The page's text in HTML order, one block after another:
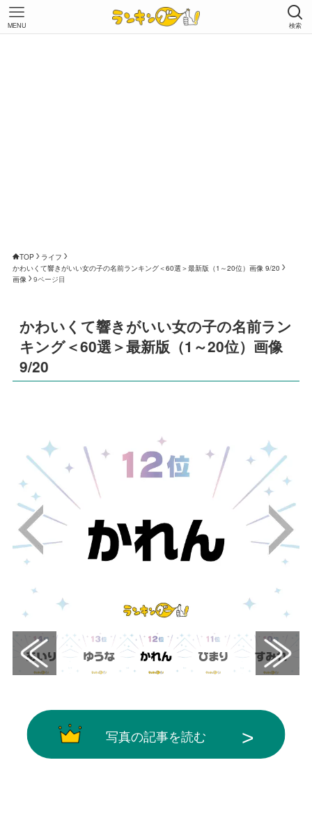
検索
MENU
TOP
ライフ
かわいくて響きがいい女の子の名前ランキング＜60選＞最新版（1～20位）画像 9/20
画像
9ページ目
かわいくて響きがいい女の子の名前ラン
キング＜60選＞最新版（1～20位）画像
9/20
写真の記事を読む